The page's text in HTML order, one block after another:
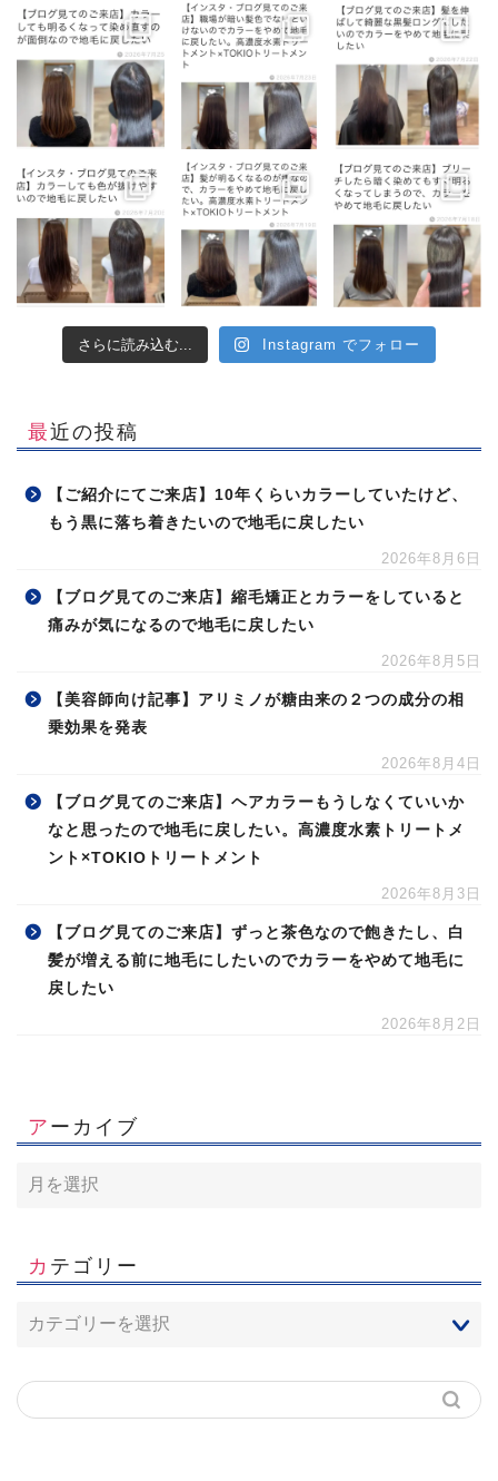
さらに読み込む... Instagram でフォロー
最近の投稿
【ご紹介にてご来店】10年くらいカラーしていたけど、
もう黒に落ち着きたいので地毛に戻したい
2026年8月6日
【ブログ見てのご来店】縮毛矯正とカラーをしていると
痛みが気になるので地毛に戻したい
2026年8月5日
【美容師向け記事】アリミノが糖由来の２つの成分の相
乗効果を発表
2026年8月4日
【ブログ見てのご来店】ヘアカラーもうしなくていいか
なと思ったので地毛に戻したい。高濃度水素トリートメ
ント×TOKIOトリートメント
2026年8月3日
【ブログ見てのご来店】ずっと茶色なので飽きたし、白
髪が増える前に地毛にしたいのでカラーをやめて地毛に
戻したい
2026年8月2日
アーカイブ
カテゴリー